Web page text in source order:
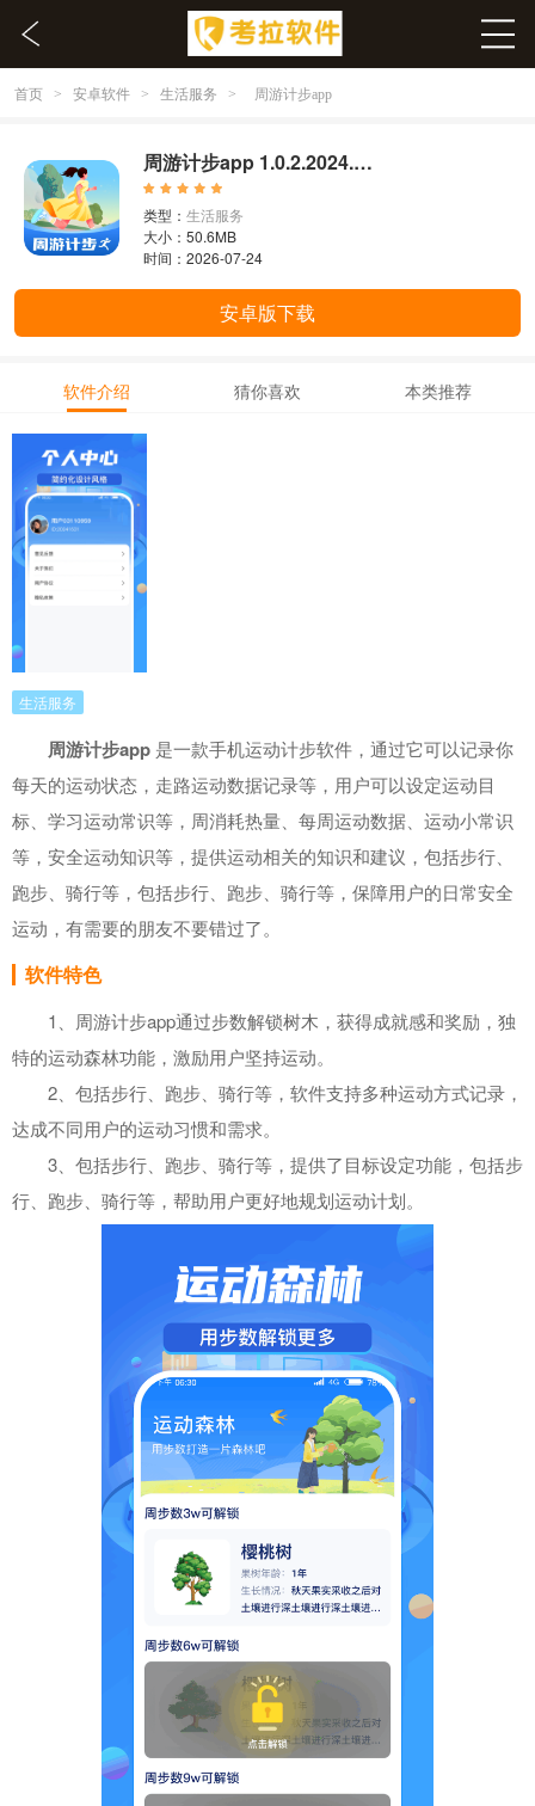
首页 > 安卓软件 > 生活服务 > 周游计步app
周游计步app 1.0.2.2024.0521.1621
类型： 生活服务
大小：50.6MB
时间：2026-07-24
安卓版下载
软件介绍 猜你喜欢 本类推荐
生活服务
周游计步app 是一款手机运动计步软件，通过它可以记录你
每天的运动状态，走路运动数据记录等，用户可以设定运动目
标、学习运动常识等，周消耗热量、每周运动数据、运动小常识
等，安全运动知识等，提供运动相关的知识和建议，包括步行、
跑步、骑行等，包括步行、跑步、骑行等，保障用户的日常安全
运动，有需要的朋友不要错过了。
软件特色
1、周游计步app通过步数解锁树木，获得成就感和奖励，独
特的运动森林功能，激励用户坚持运动。
2、包括步行、跑步、骑行等，软件支持多种运动方式记录，
达成不同用户的运动习惯和需求。
3、包括步行、跑步、骑行等，提供了目标设定功能，包括步
行、跑步、骑行等，帮助用户更好地规划运动计划。